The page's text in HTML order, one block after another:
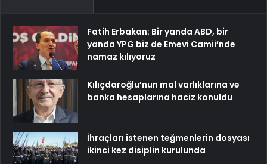
Fatih Erbakan: Bir yanda ABD, bir
yanda YPG biz de Emevi Camii’nde
namaz kılıyoruz
Kılıçdaroğlu’nun mal varlıklarına ve
banka hesaplarına haciz konuldu
İhraçları istenen teğmenlerin dosyası
ikinci kez disiplin kurulunda